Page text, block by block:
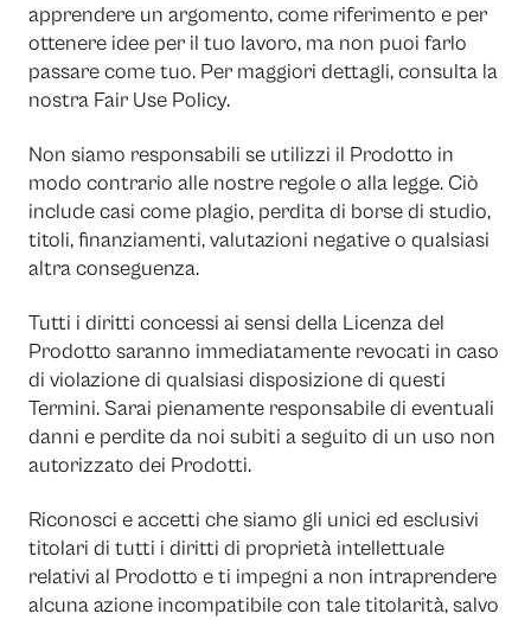
apprendere un argomento, come riferimento e per
ottenere idee per il tuo lavoro, ma non puoi farlo
passare come tuo. Per maggiori dettagli, consulta la
nostra Fair Use Policy.
Non siamo responsabili se utilizzi il Prodotto in
modo contrario alle nostre regole o alla legge. Ciò
include casi come plagio, perdita di borse di studio,
titoli, finanziamenti, valutazioni negative o qualsiasi
altra conseguenza.
Tutti i diritti concessi ai sensi della Licenza del
Prodotto saranno immediatamente revocati in caso
di violazione di qualsiasi disposizione di questi
Termini. Sarai pienamente responsabile di eventuali
danni e perdite da noi subiti a seguito di un uso non
autorizzato dei Prodotti.
Riconosci e accetti che siamo gli unici ed esclusivi
titolari di tutti i diritti di proprietà intellettuale
relativi al Prodotto e ti impegni a non intraprendere
alcuna azione incompatibile con tale titolarità, salvo